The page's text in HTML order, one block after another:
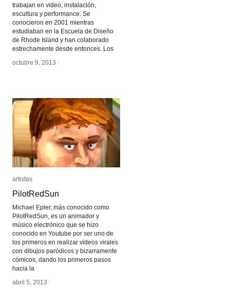
trabajan en video, instalación,
escultura y performance. Se
conocieron en 2001 mientras
estudiaban en la Escuela de Diseño
de Rhode Island y han colaborado
estrechamente desde entonces. Los
octubre 9, 2013 /
octubre 9, 2013 /
artistas
PilotRedSun
Michael Epler, más conocido como
PilotRedSun, es un animador y
músico electrónico que se hizo
conocido en Youtube por ser uno de
los primeros en realizar videos virales
con dibujos paródicos y bizarramente
cómicos, dando los primeros pasos
hacia la
abril 5, 2013 /
artistas
PilotRedSun
abril 5, 2013 /